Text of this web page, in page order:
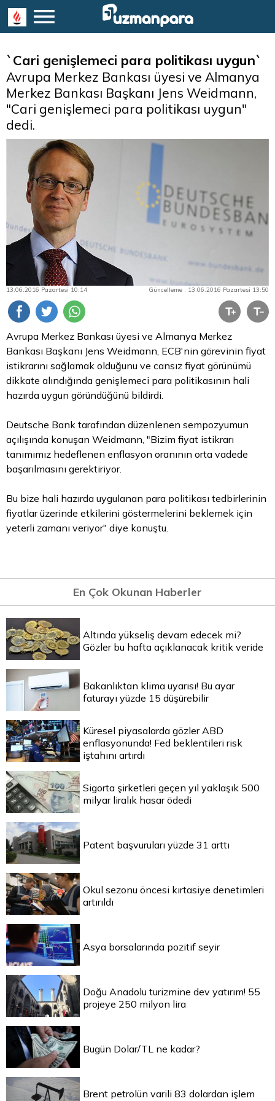
`Cari genişlemeci para politikası uygun`
Avrupa Merkez Bankası üyesi ve Almanya
Merkez Bankası Başkanı Jens Weidmann,
"Cari genişlemeci para politikası uygun"
dedi.
13.06.2016 Pazartesi 10:14 Güncelleme : 13.06.2016 Pazartesi 13:50
Avrupa Merkez Bankası üyesi ve Almanya Merkez
Bankası Başkanı Jens Weidmann, ECB'nin görevinin fiyat
istikrarını sağlamak olduğunu ve cansız fiyat görünümü
dikkate alındığında genişlemeci para politikasının hali
hazırda uygun göründüğünü bildirdi.
Deutsche Bank tarafından düzenlenen sempozyumun
açılışında konuşan Weidmann, "Bizim fiyat istikrarı
tanımımız hedeflenen enflasyon oranının orta vadede
başarılmasını gerektiriyor.
Bu bize hali hazırda uygulanan para politikası tedbirlerinin
fiyatlar üzerinde etkilerini göstermelerini beklemek için
yeterli zamanı veriyor" diye konuştu.
En Çok Okunan Haberler
Altında yükseliş devam edecek mi?
Gözler bu hafta açıklanacak kritik veride
Bakanlıktan klima uyarısı! Bu ayar
faturayı yüzde 15 düşürebilir
Küresel piyasalarda gözler ABD
enflasyonunda! Fed beklentileri risk
iştahını artırdı
Sigorta şirketleri geçen yıl yaklaşık 500
milyar liralık hasar ödedi
Patent başvuruları yüzde 31 arttı
Okul sezonu öncesi kırtasiye denetimleri
artırıldı
Asya borsalarında pozitif seyir
Doğu Anadolu turizmine dev yatırım! 55
projeye 250 milyon lira
Bugün Dolar/TL ne kadar?
Brent petrolün varili 83 dolardan işlem